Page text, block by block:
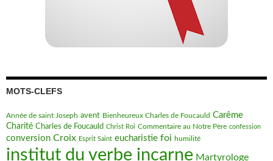
MOTS-CLEFS
Année de saint Joseph avent Bienheureux Charles de Foucauld Carême
Charité Charles de Foucauld Christ Roi Commentaire au Notre Père confession
conversion Croix Esprit Saint eucharistie foi humilité
institut du verbe incarne Martyrologe